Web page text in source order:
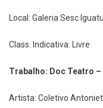
Local: Galeria Sesc Iguatu
Class. Indicativa: Livre
Trabalho: Doc Teatro
Artista: Coletivo